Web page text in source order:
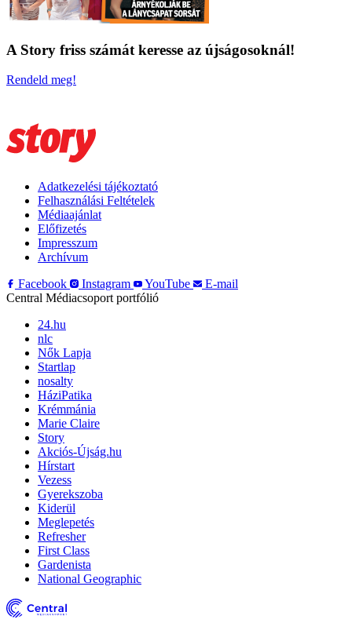
A Story friss számát keresse az újságosoknál!
Rendeld meg!
Adatkezelési tájékoztató
Felhasználási Feltételek
Médiaajánlat
Előfizetés
Impresszum
Archívum
Facebook
Instagram YouTube
E-mail
Central Médiacsoport portfólió
24.hu
nlc
Nők Lapja
Startlap
nosalty
HáziPatika
Krémmánia
Marie Claire
Story
Akciós-Újság.hu
Hírstart
Vezess
Gyerekszoba
Kiderül
Meglepetés
Refresher
First Class
Gardenista
National Geographic